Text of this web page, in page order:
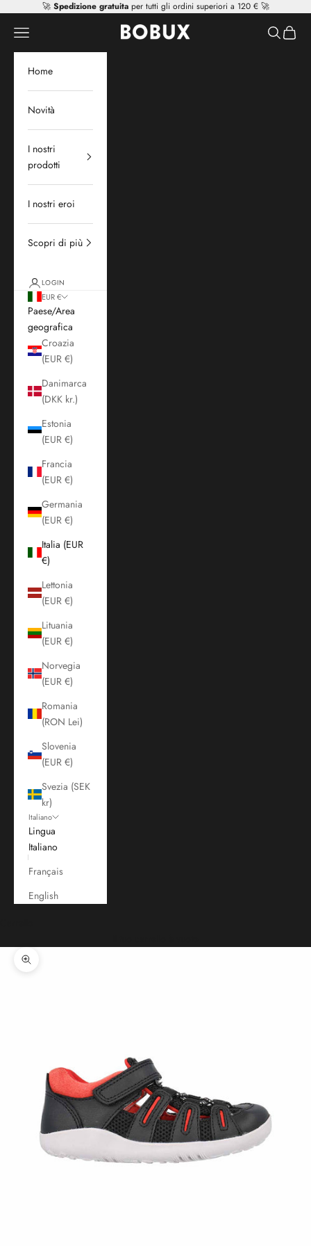
Vai al contenuto
🚀 Spedizione gratuitaper tutti gli ordini superiori a 120 € 🚀
Mr Tiggle - Distributor
Apri il menu di navigazione Mostra il
Home
Novità
I nostri
prodotti
I nostri eroi
Scopri di più
LOGIN
EUR €
Paese/Area
geografica
Croazia
(EUR €)
Danimarca
(DKK kr.)
Estonia
(EUR €)
Francia
(EUR €)
Germania
(EUR €)
Italia (EUR
€)
Lettonia
(EUR €)
Lituania
(EUR €)
Norvegia
(EUR €)
Romania
(RON Lei)
Slovenia
(EUR €)
Svezia (SEK
kr)
Italiano
Lingua
Italiano
Français
English
Ingrandisci immagine